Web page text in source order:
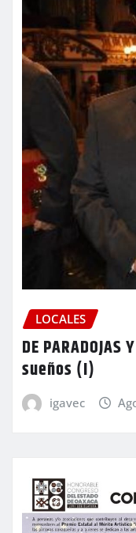
LOCALES
DE
sueños (I)
igavec